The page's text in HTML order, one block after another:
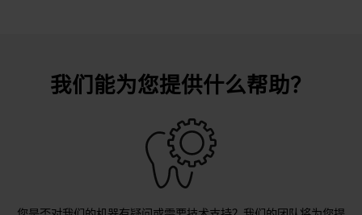
我们能为您提供什么帮助？